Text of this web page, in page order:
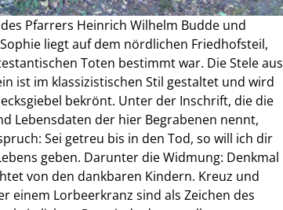
Pfarrers Heinrich Wilhelm Budde und
liegt auf dem nördlichen Friedhofsteil,
Toten bestimmt war. Die Stele aus
ist im klassizistischen Stil gestaltet und wird
bekrönt. Unter der Inschrift, die die
Lebensdaten der hier Begrabenen nennt,
Sei getreu bis in den Tod, so will ich dir
geben. Darunter die Widmung: Denkmal
von den dankbaren Kindern. Kreuz und
einem Lorbeerkranz sind als Zeichen des